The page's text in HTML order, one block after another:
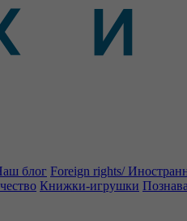
блог Foreign rights/
Книжки-игрушки